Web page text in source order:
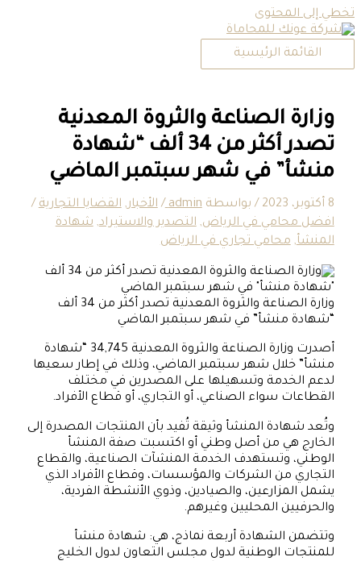
تخطي إلى المحتوى
القائمة الرئيسية
وزارة الصناعة والثروة المعدنية
تصدر أكثر من 34 ألف “شهادة
منشأ” في شهر سبتمبر الماضي
8 أكتوبر، 2023 / بواسطة admin
/الأخبار,القضايا التجارية/
افضل محامي في الرياض,التصدير والاستيراد,شهادة
المنشأ,محامي تجاري في الرياض
وزارة الصناعة والثروة المعدنية تصدر أكثر من 34 ألف
“شهادة منشأ” في شهر سبتمبر الماضي
أصدرت وزارة الصناعة والثروة المعدنية 34,745 “شهادة
منشأ” خلال شهر سبتمبر الماضي، وذلك في إطار سعيها
لدعم الخدمة وتسهيلها على المصدرين في مختلف
القطاعات سواء الصناعي، أو التجاري، أو قطاع الأفراد.
وتُعد شهادة المنشأ وثيقة تُفيد بأن المنتجات المصدرة إلى
الخارج هي من أصل وطني أو اكتسبت صفة المنشأ
الوطني، وتستهدف الخدمة المنشآت الصناعية، والقطاع
التجاري من الشركات والمؤسسات، وقطاع الأفراد الذي
يشمل المزارعين، والصيادين، وذوي الأنشطة الفردية،
والحرفيين المحليين وغيرهم.
وتتضمن الشهادة أربعة نماذج، هي: شهادة منشأ
للمنتجات الوطنية لدول مجلس التعاون لدول الخليج